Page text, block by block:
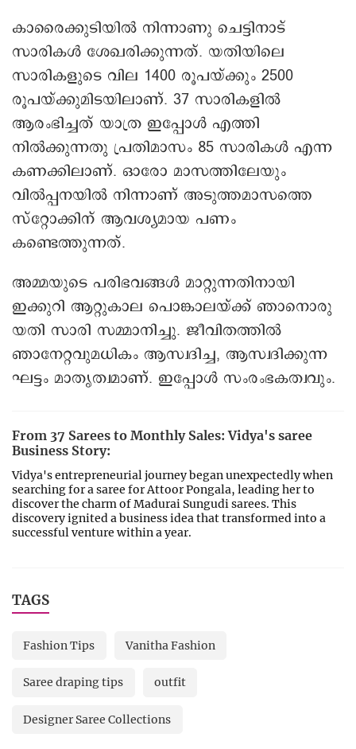
കാരൈക്കുടിയിൽ നിന്നാണു ചെട്ടിനാട്
സാരികൾ ശേഖരിക്കുന്നത്. ‌യതിയിലെ
സാരികളുടെ വില 1400 രൂപയ്ക്കും 2500
രൂപയ്ക്കുമിടയിലാണ്. 37 സാരികളിൽ
ആരംഭിച്ചത് യാത്ര ഇപ്പോൾ എത്തി
നിൽക്കുന്നതു പ്രതിമാസം 85 സാരികൾ എന്ന
കണക്കിലാണ്. ഓരോ മാസത്തിലേയും
വിൽപ്പനയിൽ നിന്നാണ് അടുത്തമാസത്തെ
സ്‌റ്റോക്കിന് ആവശ്യമായ പണം
കണ്ടെത്തുന്നത്.
അമ്മയുടെ പരിഭവങ്ങൾ മാറ്റുന്നതിനായി
ഇക്കുറി ആറ്റുകാല പൊങ്കാലയ്ക്ക് ഞാനൊരു
യതി സാരി സമ്മാനിച്ചു. ജീവിതത്തിൽ
ഞാനേറ്റവുമധികം ആസ്വദിച്ച, ആസ്വദിക്കുന്ന
ഘട്ടം മാതൃത്വമാണ്. ഇപ്പോൾ സംരംഭകത്വവും.
From 37 Sarees to Monthly Sales: Vidya's saree
Business Story:
Vidya's entrepreneurial journey began unexpectedly when
searching for a saree for Attoor Pongala, leading her to
discover the charm of Madurai Sungudi sarees. This
discovery ignited a business idea that transformed into a
successful venture within a year.
TAGS
Fashion Tips Vanitha Fashion
Saree draping tips outfit
Designer Saree Collections